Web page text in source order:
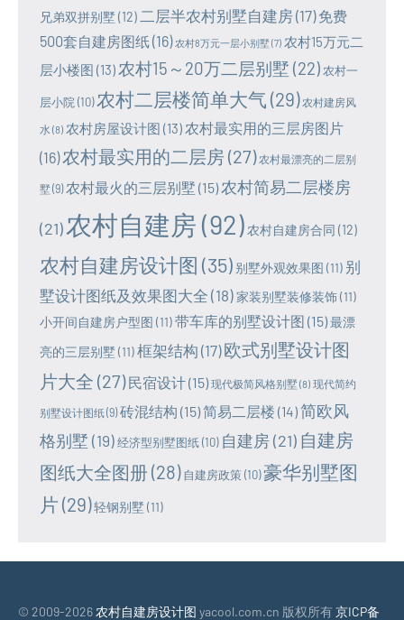
兄弟双拼别墅 (12) 二层半农村别墅自建房(17) 免费
500套自建房图纸(16) 农村8万元一层小别墅(7) 农村15万元二
层小楼图 (13)农村15～20万二层别墅 (22)农村一
层小院(10)农村二层楼简单大气 (29) 农村建房风
水 (8) 农村房屋设计图 (13) 农村最实用的三层房图片
(16)农村最实用的二层房 (27) 农村最漂亮的二层别
墅(9) 农村最火的三层别墅 (15)农村简易二层楼房
(21)农村自建房 (92)农村自建房合同 (12)
农村自建房设计图 (35) 别墅外观效果图 (11) 别
墅设计图纸及效果图大全 (18)家装别墅装修装饰(11)
小开间自建房户型图 (11)带车库的别墅设计图 (15)最漂
亮的三层别墅 (11)框架结构 (17) 欧式别墅设计图
片大全 (27) 民宿设计(15) 现代极简风格别墅(8) 现代简约
别墅设计图纸(9) 砖混结构 (15)简易二层楼 (14)简欧风
格别墅 (19)经济型别墅图纸(10) 自建房(21) 自建房
图纸大全图册 (28) 自建房政策(10)豪华别墅图
片 (29)轻钢别墅 (11)
© 2009-2026农村自建房设计图 yacool.com.cn 版权所有京ICP备